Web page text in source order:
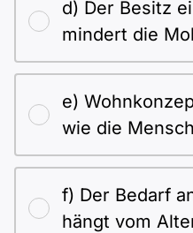
d) Der Besitz
mindert die
e)
wie die
f) Der Bedarf
hängt vom